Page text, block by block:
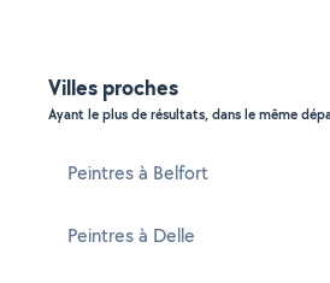
Villes proches
Ayant le plus de résultats, dans le même
Peintres à Belfort
Peintres à Delle